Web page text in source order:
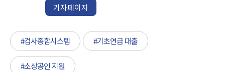
기자페이지
#검사종합시스템 #기초연금 대출
#소상공인 지원